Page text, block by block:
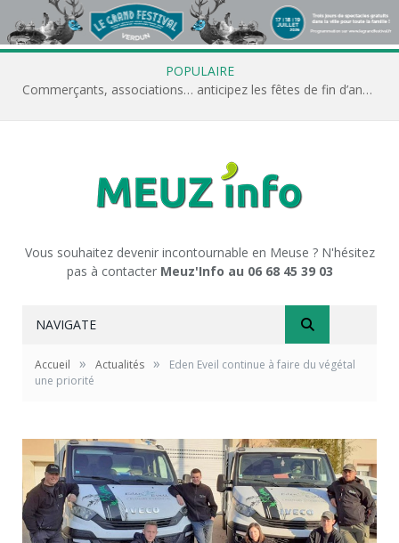
POPULAIRE
Commerçants, associations… anticipez les fêtes de fin d’année avec Meuz’Info
Vous souhaitez devenir incontournable en Meuse ? N'hésitez
pas à contacter Meuz'Info au 06 68 45 39 03
NAVIGATE
Accueil » Actualités »
Eden Eveil continue à faire du végétal
une priorité